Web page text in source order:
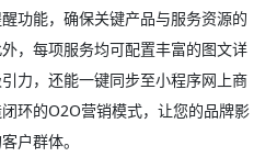
功能，确保关键产品与服务资源的
，每项服务均可配置丰富的图文详
力，还能一键同步至小程序网上商
环的O2O营销模式，让您的品牌影
户群体。